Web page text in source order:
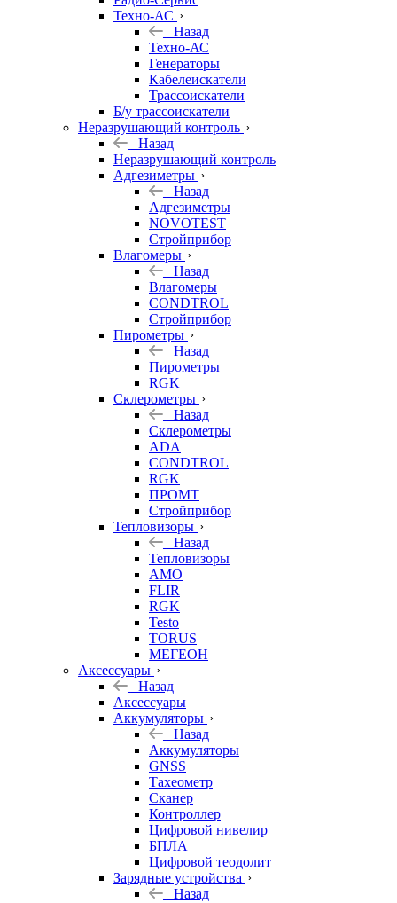
Техно-АС
Назад
Техно-АС
Генераторы
Кабелеискатели
Трассоискатели
Б/у трассоискатели
Неразрушающий контроль
Назад
Неразрушающий контроль
Адгезиметры
Назад
Адгезиметры
NOVOTEST
Стройприбор
Влагомеры
Назад
Влагомеры
CONDTROL
Стройприбор
Пирометры
Назад
Пирометры
RGK
Склерометры
Назад
Склерометры
ADA
CONDTROL
RGK
ПРОМТ
Стройприбор
Тепловизоры
Назад
Тепловизоры
AMO
FLIR
RGK
Testo
TORUS
МЕГЕОН
Аксессуары
Назад
Аксессуары
Аккумуляторы
Назад
Аккумуляторы
GNSS
Тахеометр
Сканер
Контроллер
Цифровой нивелир
БПЛА
Цифровой теодолит
Зарядные устройства
Назад